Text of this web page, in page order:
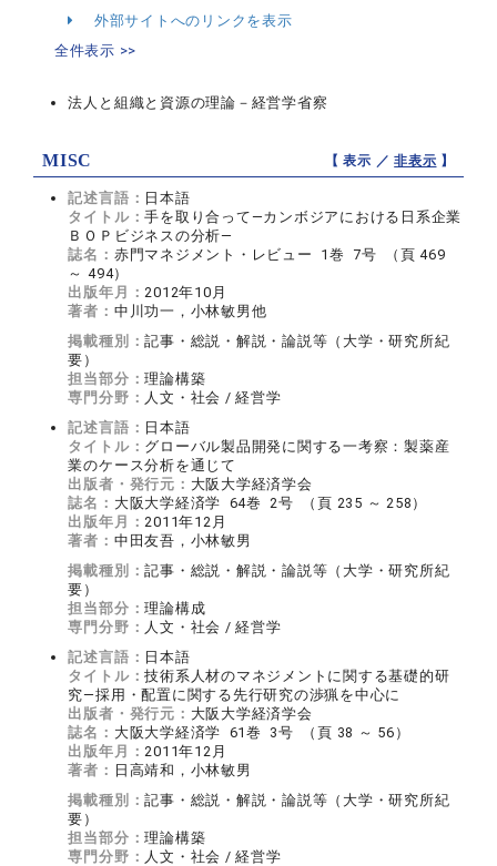
外部サイトへのリンクを表示
全件表示 >>
法人と組織と資源の理論－経営学省察
MISC 【 表示 ／非表示 】
記述言語： 日本語
タイトル：手を取り合って―カンボジアにおける日系企業
ＢＯＰビジネスの分析―
誌名： 赤門マネジメント・レビュー 1巻 7号 （頁 469
～ 494）
出版年月： 2012年10月
著者： 中川功一，小林敏男他
掲載種別：記事・総説・解説・論説等（大学・研究所紀
要）
担当部分：理論構築
専門分野： 人文・社会 / 経営学
記述言語： 日本語
タイトル： グローバル製品開発に関する一考察：製薬産
業のケース分析を通じて
出版者・発行元： 大阪大学経済学会
誌名： 大阪大学経済学 64巻 2号 （頁 235 ～ 258）
出版年月： 2011年12月
著者： 中田友吾，小林敏男
掲載種別：記事・総説・解説・論説等（大学・研究所紀
要）
担当部分：理論構成
専門分野： 人文・社会 / 経営学
記述言語： 日本語
タイトル：技術系人材のマネジメントに関する基礎的研
究―採用・配置に関する先行研究の渉猟を中心に
出版者・発行元： 大阪大学経済学会
誌名： 大阪大学経済学 61巻 3号 （頁 38 ～ 56）
出版年月： 2011年12月
著者： 日高靖和，小林敏男
掲載種別：記事・総説・解説・論説等（大学・研究所紀
要）
担当部分：理論構築
専門分野： 人文・社会 / 経営学